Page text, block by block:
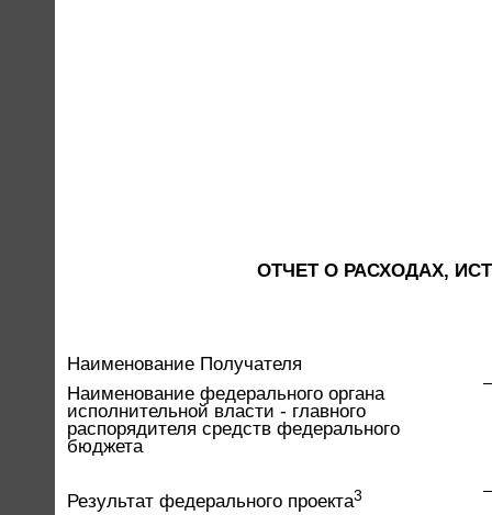
ОТЧЕТ О РАСХОДАХ,
Наименование Получателя
Наименование федерального органа
исполнительной власти - главного
распорядителя средств федерального
бюджета
Результат федерального проекта3